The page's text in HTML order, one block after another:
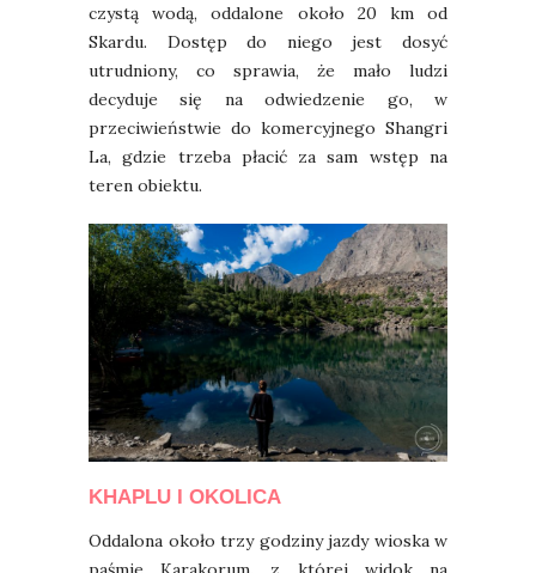
czystą wodą, oddalone około 20 km od
Skardu. Dostęp do niego jest dosyć
utrudniony, co sprawia, że mało ludzi
decyduje się na odwiedzenie go, w
przeciwieństwie do komercyjnego Shangri
La, gdzie trzeba płacić za sam wstęp na
teren obiektu.
KHAPLU I OKOLICA
Oddalona około trzy godziny jazdy wioska w